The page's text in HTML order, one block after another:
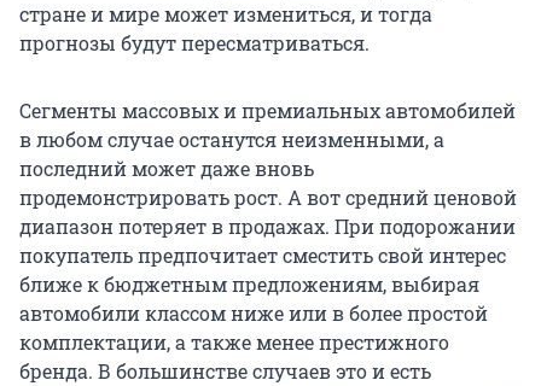
стране и мире может измениться, и тогда
прогнозы будут пересматриваться.
Сегменты массовых и премиальных автомобилей
в любом случае останутся неизменными, а
последний может даже вновь
продемонстрировать рост. А вот средний ценовой
диапазон потеряет в продажах. При подорожании
покупатель предпочитает сместить свой интерес
ближе к бюджетным предложениям, выбирая
автомобили классом ниже или в более простой
комплектации, а также менее престижного
бренда. В большинстве случаев это и есть